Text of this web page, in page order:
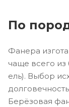
По
Фанера
чаще всего
ель). Выбор
Берёзовая